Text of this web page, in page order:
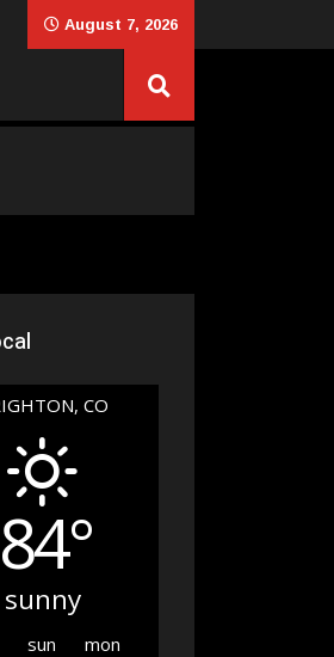
August 7, 2026
CO
84°
sunny
sun
mon